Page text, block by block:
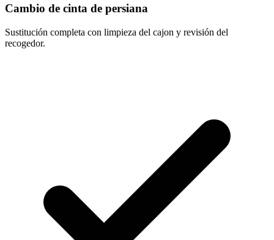
Cambio de cinta de persiana
Sustitución completa con limpieza del cajon y revisión del
recogedor.